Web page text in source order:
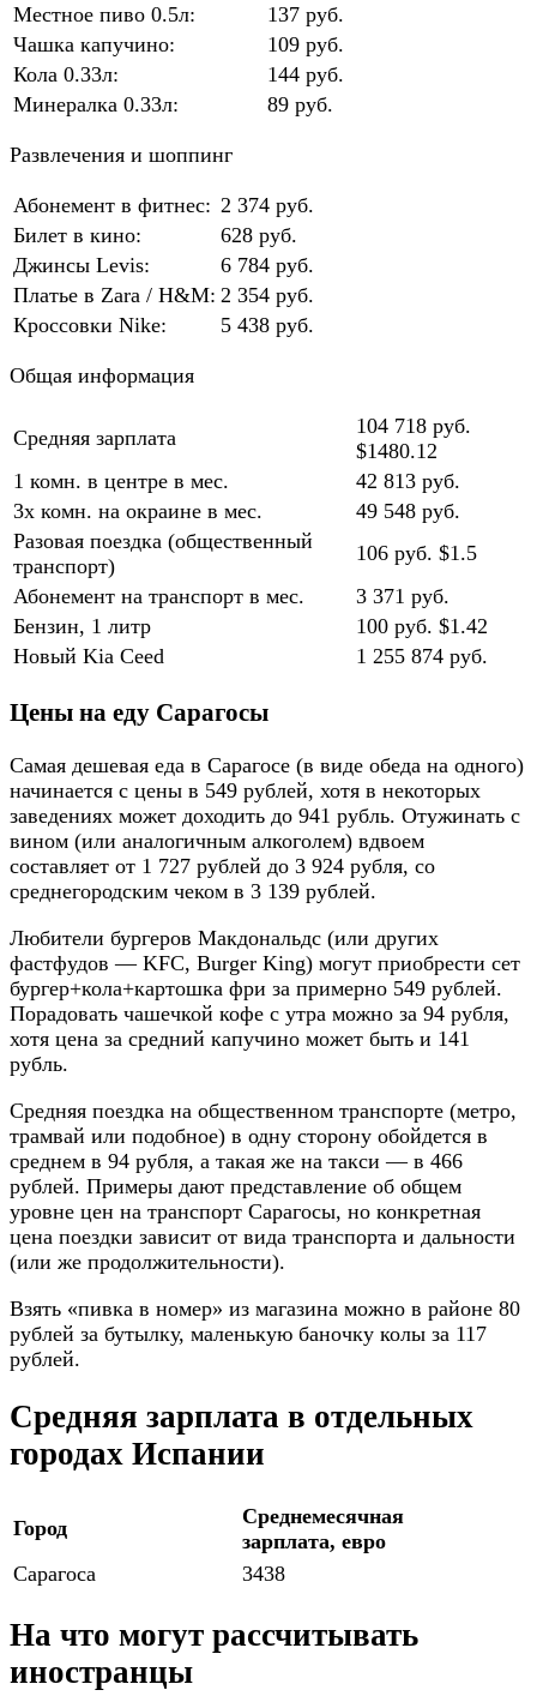
Местное пиво 0.5л:
137 руб.
Чашка капучино:
109 руб.
Кола 0.33л:
144 руб.
Минералка 0.33л:
89 руб.
Развлечения и шоппинг
Абонемент в фитнес: 2 374 руб.
Билет в кино:
628 руб.
Джинсы Levis:
6 784 руб.
Платье в Zara / H&M: 2 354 руб.
Кроссовки Nike:
5 438 руб.
Общая информация
Средняя зарплата
104 718 руб.
$1480.12
1 комн. в центре в мес.
42 813 руб.
3х комн. на окраине в мес.
49 548 руб.
Разовая поездка (общественный
транспорт)
106 руб. $1.5
Абонемент на транспорт в мес.
3 371 руб.
Бензин, 1 литр
100 руб. $1.42
Новый Kia Ceed
1 255 874 руб.
Цены на еду Сарагосы
Самая дешевая еда в Сарагосе (в виде обеда на одного)
начинается с цены в 549 рублей, хотя в некоторых
заведениях может доходить до 941 рубль. Отужинать с
вином (или аналогичным алкоголем) вдвоем
составляет от 1 727 рублей до 3 924 рубля, со
среднегородским чеком в 3 139 рублей.
Любители бургеров Макдональдс (или других
фастфудов — KFC, Burger King) могут приобрести сет
бургер+кола+картошка фри за примерно 549 рублей.
Порадовать чашечкой кофе с утра можно за 94 рубля,
хотя цена за средний капучино может быть и 141
рубль.
Средняя поездка на общественном транспорте (метро,
трамвай или подобное) в одну сторону обойдется в
среднем в 94 рубля, а такая же на такси — в 466
рублей. Примеры дают представление об общем
уровне цен на транспорт Сарагосы, но конкретная
цена поездки зависит от вида транспорта и дальности
(или же продолжительности).
Взять «пивка в номер» из магазина можно в районе 80
рублей за бутылку, маленькую баночку колы за 117
рублей.
Средняя зарплата в отдельных
городах Испании
Город
Среднемесячная
зарплата, евро
Сарагоса
3438
На что могут рассчитывать
иностранцы